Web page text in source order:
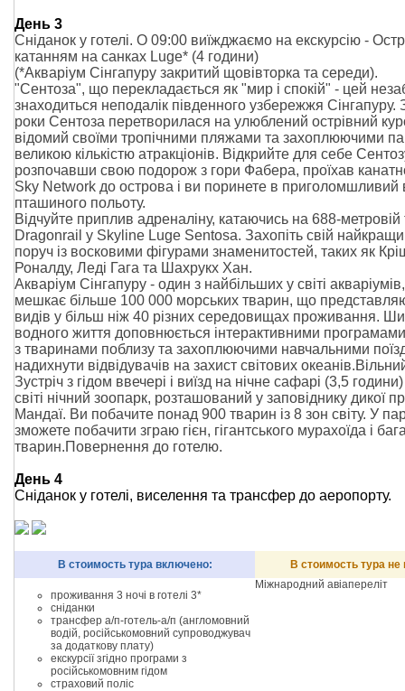
День 3
Сніданок у готелі. О 09:00 виїжджаємо на екскурсію -
катанням на санках Luge* (4 години)
(*Акваріум Сінгапуру закритий щовівторка та середи).
"Сентоза", що перекладається як "мир і спокій" - цей
знаходиться неподалік південного узбережжя Сінгапуру.
роки Сентоза перетворилася на улюблений острівний
відомий своїми тропічними пляжами та захоплюючими
великою кількістю атракціонів. Відкрийте для себе
розпочавши свою подорож з гори Фабера, проїхав
Sky Network до острова і ви поринете в приголомшливий
пташиного польоту.
Відчуйте приплив адреналіну, катаючись на 688-метровій
Dragonrail у Skyline Luge Sentosa. Захопіть свій
поруч із восковими фігурами знаменитостей, таких як
Роналду, Леді Гага та Шахрукх Хан.
Акваріум Сінгапуру - один з найбільших у світі
мешкає більше 100 000 морських тварин, що
видів у більш ніж 40 різних середовищах проживання.
водного життя доповнюється інтерактивними
з тваринами поблизу та захоплюючими навчальними
надихнути відвідувачів на захист світових
Зустріч з гідом ввечері і виїзд на нічне сафарі (3,5
світі нічний зоопарк, розташований у заповіднику дикої
Мандаї. Ви побачите понад 900 тварин із 8 зон світу. У
зможете побачити зграю гієн, гігантського мурахоїда і
тварин.Повернення до готелю.
День 4
Сніданок у готелі, виселення та трансфер до аеропорту.
В стоимость тура включено: В стоимость тура
проживання 3 ночі в готелі 3*
сніданки
трансфер а/п-готель-а/п (англомовний
водій, російськомовний супроводжувач
за додаткову плату)
екскурсії згідно програми з
російськомовним гідом
страховий поліс
Міжнародний авіапереліт